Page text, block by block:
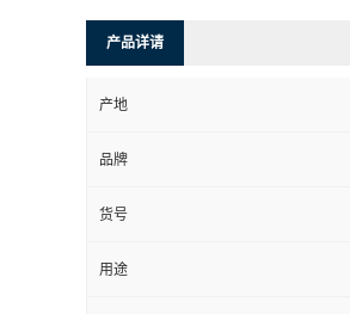
产品详请
产地
品牌
货号
用途